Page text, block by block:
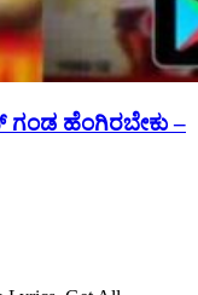
ಗಂಡ ಹೆಂಗಿರಬೇಕು –